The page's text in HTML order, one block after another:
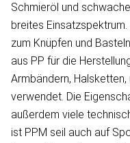
Schmieröl und
breites
zum Knüpfen und
aus PP für die
Armbändern,
verwendet. Die
außerdem viele
ist PPM seil auch auf